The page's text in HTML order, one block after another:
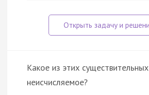
Какое из этих существительных
неисчисляемое?